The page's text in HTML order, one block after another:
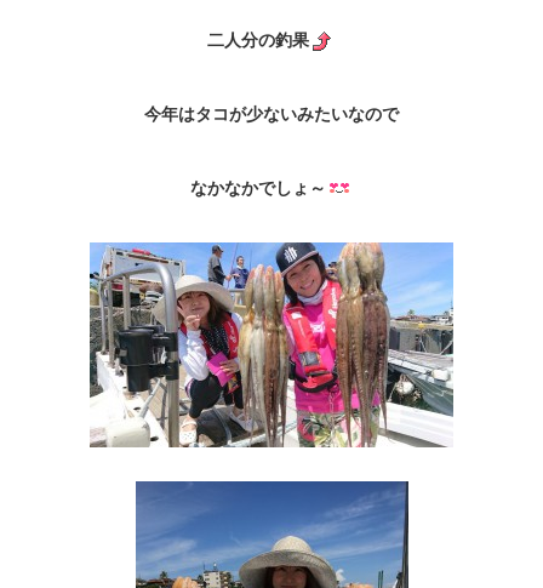
二人分の釣果
今年はタコが少ないみたいなので
なかなかでしょ～